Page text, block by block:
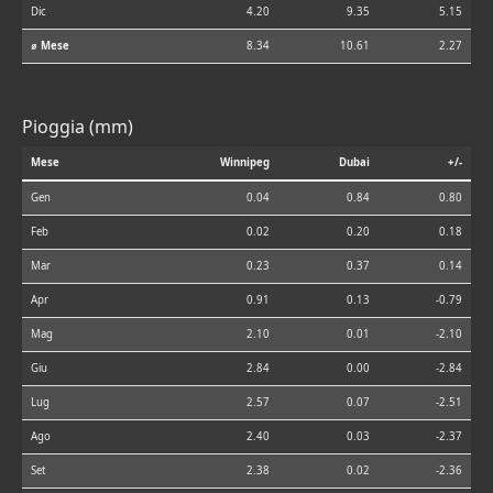
Dic 4.20 9.35 5.15
⌀ Mese 8.34 10.61 2.27
Pioggia (mm)
Mese Winnipeg Dubai +/-
Gen 0.04 0.84 0.80
Feb 0.02 0.20 0.18
Mar 0.23 0.37 0.14
Apr 0.91 0.13 -0.79
Mag 2.10 0.01 -2.10
Giu 2.84 0.00 -2.84
Lug 2.57 0.07 -2.51
Ago 2.40 0.03 -2.37
Set 2.38 0.02 -2.36